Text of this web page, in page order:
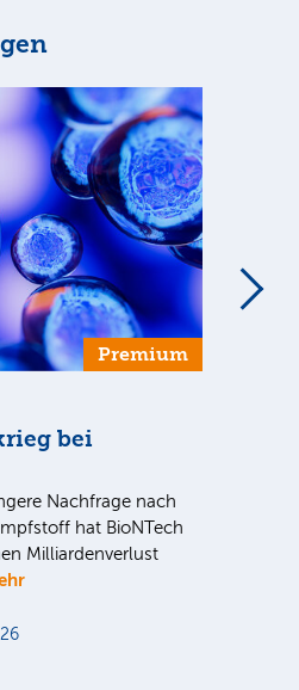
Premium
bei
Nachfrage nach
hat BioNTech
Milliardenverlust